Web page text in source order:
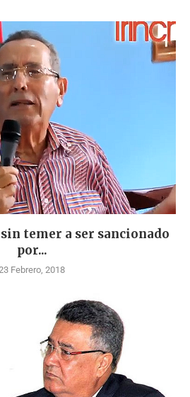
temer a ser sancionado
por...
Febrero, 2018